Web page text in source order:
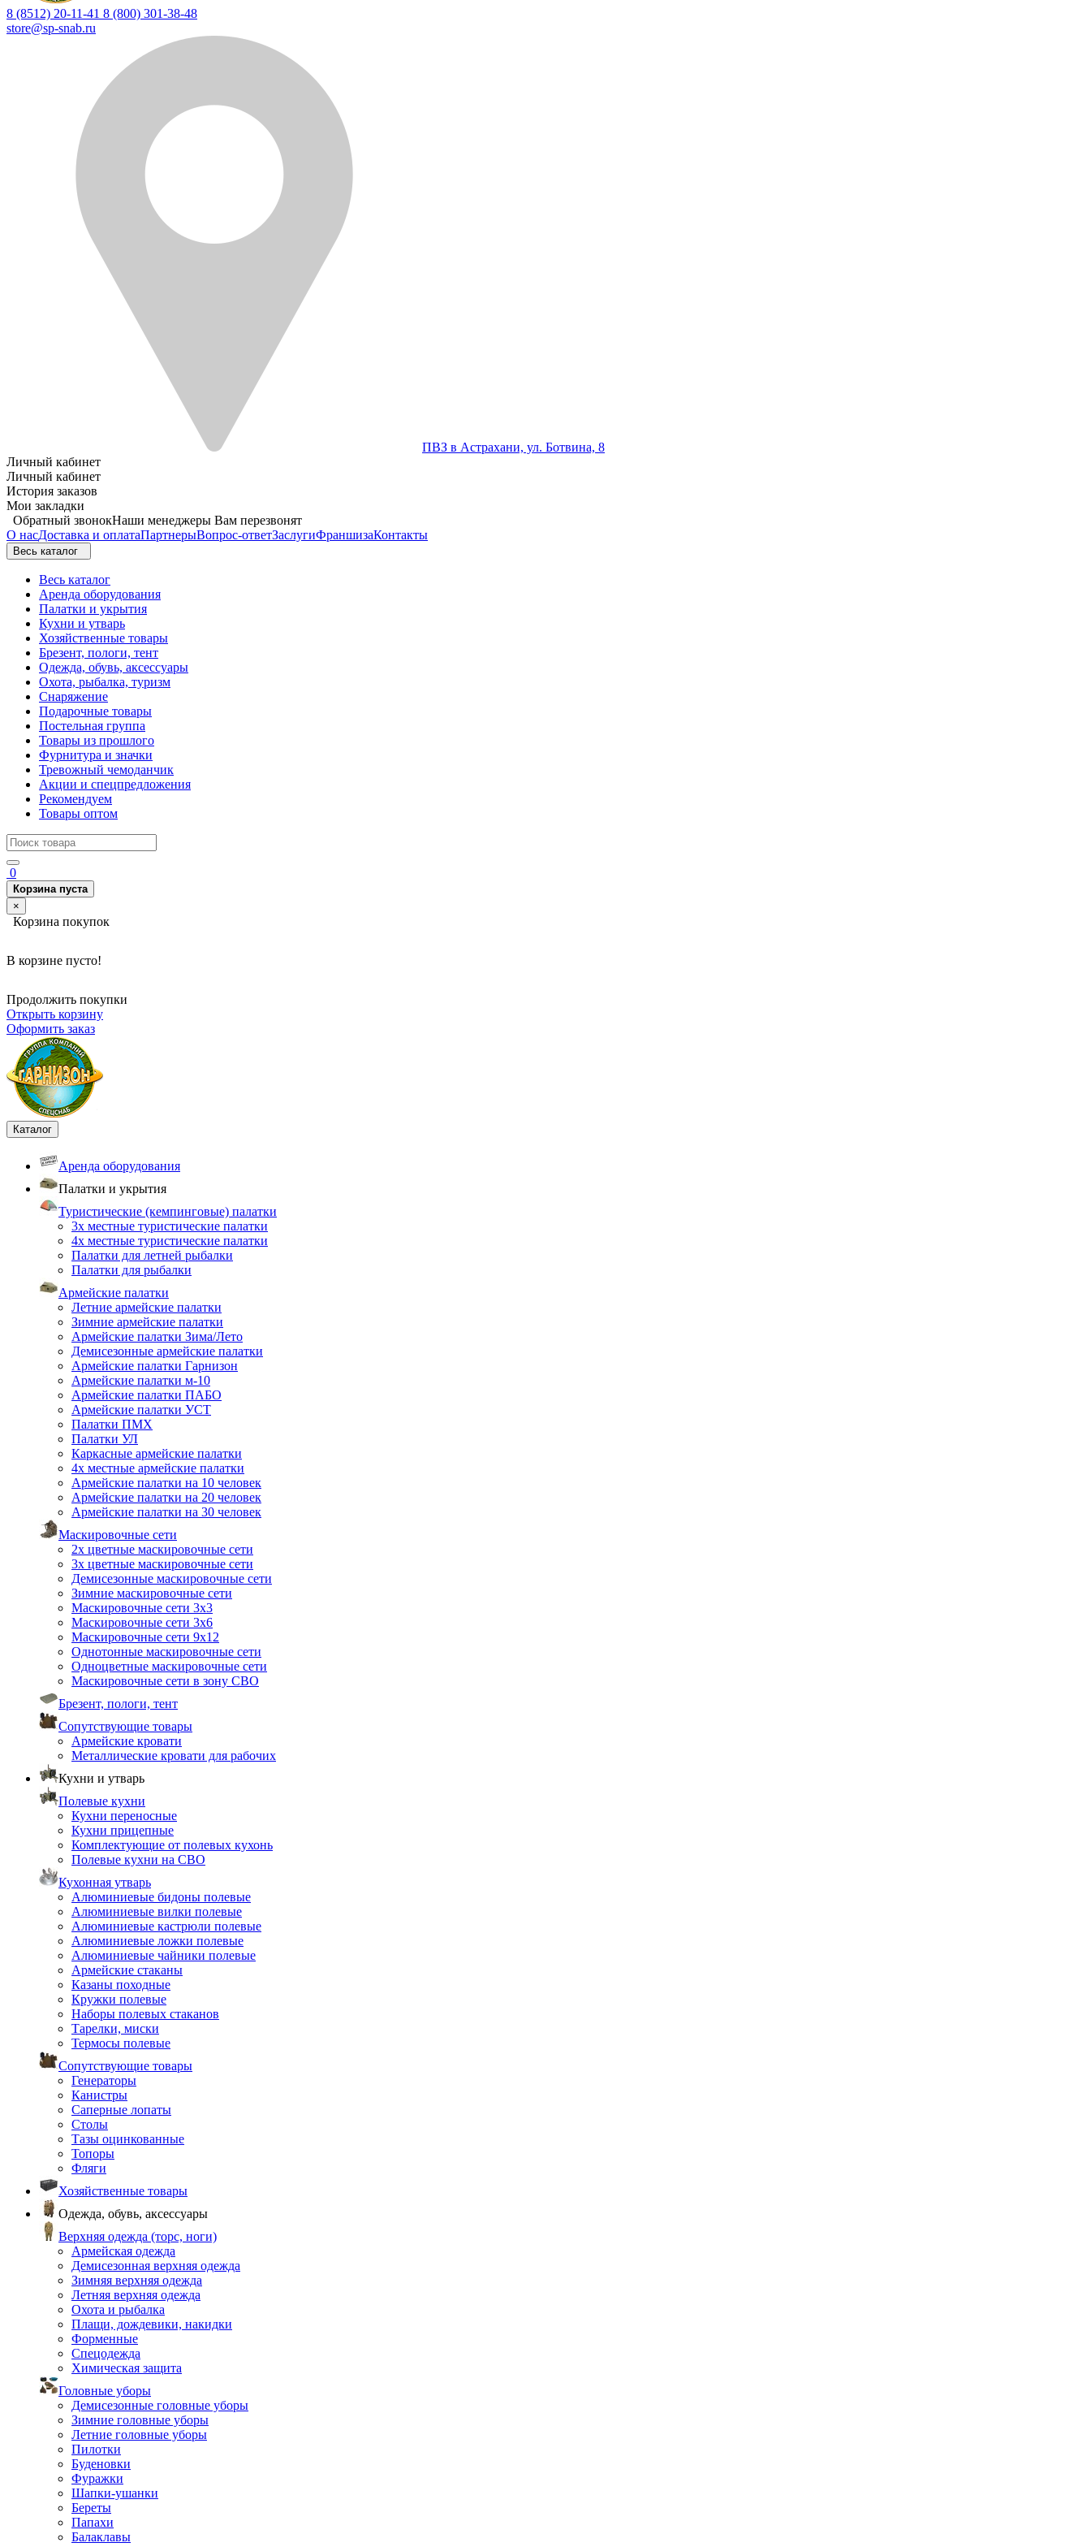
8 (8512) 20-11-41 8 (800) 301-38-48
store@sp-snab.ru
ПВЗ в Астрахани, ул. Ботвина, 8
Личный кабинет
Личный кабинет
История заказов
Мои закладки
Обратный звонокНаши менеджеры Вам перезвонят
О насДоставка и оплатаПартнерыВопрос-ответЗаслугиФраншизаКонтакты
Весь каталог
Весь каталог
Аренда оборудования
Палатки и укрытия
Кухни и утварь
Хозяйственные товары
Брезент, пологи, тент
Одежда, обувь, аксессуары
Охота, рыбалка, туризм
Снаряжение
Подарочные товары
Постельная группа
Товары из прошлого
Фурнитура и значки
Тревожный чемоданчик
Акции и спецпредложения
Рекомендуем
Товары оптом
0
Корзина пуста
×
Корзина покупок
В корзине пусто!
Продолжить покупки
Открыть корзину
Оформить заказ
Каталог
Аренда оборудования
Палатки и укрытия
Туристические (кемпинговые) палатки
3х местные туристические палатки
4х местные туристические палатки
Палатки для летней рыбалки
Палатки для рыбалки
Армейские палатки
Летние армейские палатки
Зимние армейские палатки
Армейские палатки Зима/Лето
Демисезонные армейские палатки
Армейские палатки Гарнизон
Армейские палатки м-10
Армейские палатки ПАБО
Армейские палатки УСТ
Палатки ПМХ
Палатки УЛ
Каркасные армейские палатки
4х местные армейские палатки
Армейские палатки на 10 человек
Армейские палатки на 20 человек
Армейские палатки на 30 человек
Маскировочные сети
2х цветные маскировочные сети
3х цветные маскировочные сети
Демисезонные маскировочные сети
Зимние маскировочные сети
Маскировочные сети 3х3
Маскировочные сети 3х6
Маскировочные сети 9х12
Однотонные маскировочные сети
Одноцветные маскировочные сети
Маскировочные сети в зону СВО
Брезент, пологи, тент
Сопутствующие товары
Армейские кровати
Металлические кровати для рабочих
Кухни и утварь
Полевые кухни
Кухни переносные
Кухни прицепные
Комплектующие от полевых кухонь
Полевые кухни на СВО
Кухонная утварь
Алюминиевые бидоны полевые
Алюминиевые вилки полевые
Алюминиевые кастрюли полевые
Алюминиевые ложки полевые
Алюминиевые чайники полевые
Армейские стаканы
Казаны походные
Кружки полевые
Наборы полевых стаканов
Тарелки, миски
Термосы полевые
Сопутствующие товары
Генераторы
Канистры
Саперные лопаты
Столы
Тазы оцинкованные
Топоры
Фляги
Хозяйственные товары
Одежда, обувь, аксессуары
Верхняя одежда (торс, ноги)
Армейская одежда
Демисезонная верхняя одежда
Зимняя верхняя одежда
Летняя верхняя одежда
Охота и рыбалка
Плащи, дождевики, накидки
Форменные
Спецодежда
Химическая защита
Головные уборы
Демисезонные головные уборы
Зимние головные уборы
Летние головные уборы
Пилотки
Буденовки
Фуражки
Шапки-ушанки
Береты
Папахи
Балаклавы